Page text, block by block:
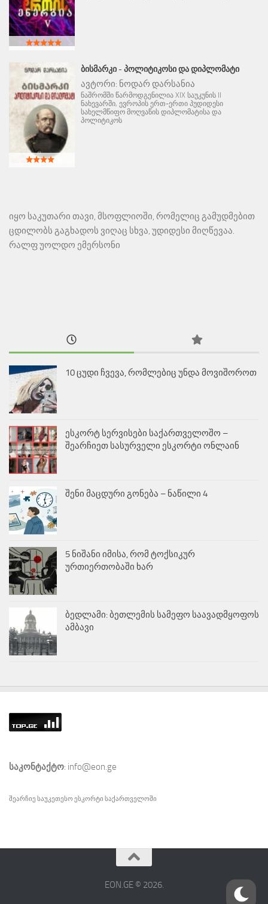
ᲑᲘᲡᲛᲐᲠᲙᲘ - ᲞᲝᲚᲘᲢᲘᲙᲝᲡᲘ ᲓᲐ ᲓᲘᲞᲚᲝᲛᲐᲢᲘ
ავტორი: ნოდარ დარსანია
ნაშრომში წარმოდგენილია XIX საუკუნის II
ნახევარში, ევროპის ერთ-ერთი პუდიდესი
სახელმწიფო მოღვაწის დიპლომატისა და
პოლიტიკოს
იყო საკუთარი თავი, მსოფლიოში, რომელიც გამუდმებით
ცდილობს გაგხადოს ვიღაც სხვა, უდიდესი მიღწევაა.
რალფ უოლდო ემერსონი
10 ცუდი ჩვევა, რომლებიც უნდა მოვიშოროთ
ესკორტ სერვისები საქართველოშო –
შეარჩიეთ სასურველი ესკორტი ონლაინ
შენი მაცდური გონება – ნაწილი 4
5 ნიშანი იმისა, რომ ტოქსიკურ
ურთიერთობაში ხარ
ბედლამი: ბეთლემის სამეფო საავადმყოფოს
ამბავი
საკონტაქტო: info@eon.ge
შეარჩიე საუკეთესო ესკორტი საქართველოში
EON.GE © 2026.